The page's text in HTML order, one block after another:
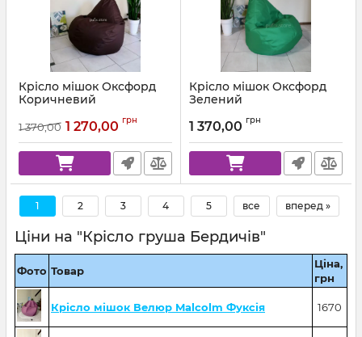
Крісло мішок Оксфорд
Коричневий
1 370,00 1 270,00 грн
Крісло мішок Оксфорд
Зелений
1 370,00 грн
1 2 3 4 5 все вперед »
Ціни на "Крісло груша Бердичів"
Фото Товар
Ціна,
грн
Крісло мішок Велюр Malcolm Фуксія 1670